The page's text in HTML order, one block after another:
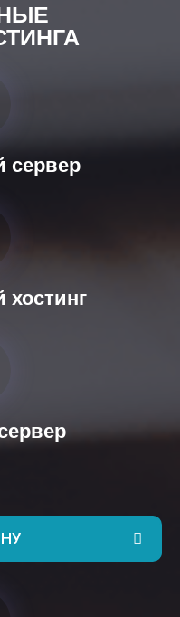
сервер